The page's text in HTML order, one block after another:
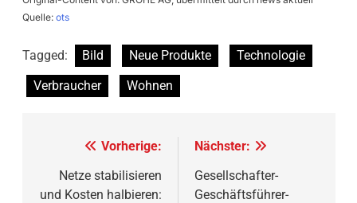
Quelle: ots
Tagged: Bild Neue Produkte
Technologie
Verbraucher
Wohnen
Beitragsnavigation
Vorherige:
Netze stabilisieren
und Kosten halbieren:
Nächster:
Gesellschafter-
Geschäftsführer-